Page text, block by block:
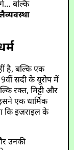
बल्कि
है, बल्कि एक
सदी के यूरोप में
रक्त, मिट्टी और
एक धार्मिक
कि इज़राइल के
उनकी